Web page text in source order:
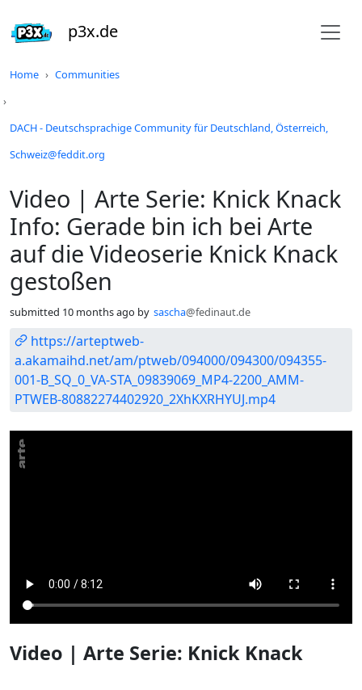
p3x.de
Home Communities
DACH - Deutschsprachige Community für Deutschland, Österreich,
Schweiz@feddit.org
Video | Arte Serie: Knick Knack
Info: Gerade bin ich bei Arte
auf die Videoserie Knick Knack
gestoßen
submitted 10 months ago by sascha@fedinaut.de
https://arteptweb-
a.akamaihd.net/am/ptweb/094000/094300/094355-
001-B_SQ_0_VA-STA_09839069_MP4-2200_AMM-
PTWEB-80882274402920_2XhKXRHYUJ.mp4
Video | Arte Serie: Knick Knack
Do not click this